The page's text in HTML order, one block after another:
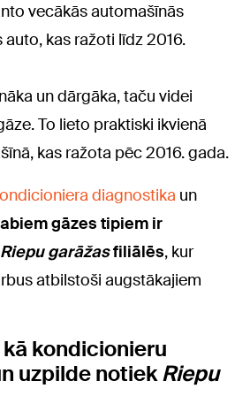
vecākās automašīnās
kas ražoti līdz 2016.
un dārgāka, taču videi
To lieto praktiski ikvienā
kas ražota pēc 2016. gada.
diagnostika un
gāzes tipiem ir
Riepu garāžasfiliālēs, kur
atbilstoši augstākajiem
kondicionieru
uzpilde notiekRiepu